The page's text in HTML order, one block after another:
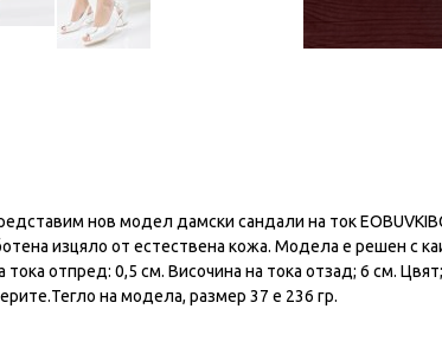
нов модел дамски сандали на ток
изцяло от естествена кожа. Модела е решен с
тока отпред: 0,5 см. Височина на тока отзад; 6 см.
на модела, размер 37 е 236 гр.